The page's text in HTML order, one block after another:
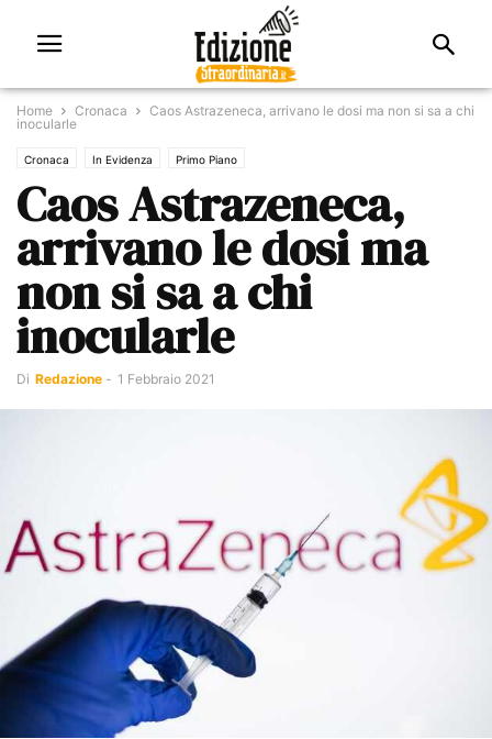
Home Cronaca
Caos Astrazeneca, arrivano le dosi ma non si sa a chi
inocularle
Cronaca In Evidenza Primo Piano
Caos Astrazeneca,
arrivano le dosi ma
non si sa a chi
inocularle
Di Redazione - 1 Febbraio 2021